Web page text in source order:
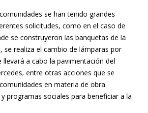
se han tenido grandes
solicitudes, como en el caso de
se construyeron las banquetas de la
se realiza el cambio de lámparas por
a cabo la pavimentación del
entre otras acciones que se
en materia de obra
programas sociales para beneficiar a la